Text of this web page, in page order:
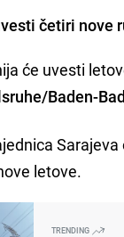
četiri nove
će uvesti
Baden-
letove.
TRENDING